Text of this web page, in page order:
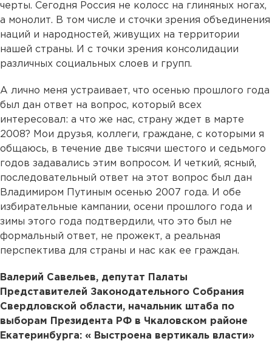
черты. Сегодня Россия не колосс на глиняных ногах,
а монолит. В том числе и сточки зрения объединения
наций и народностей, живущих на территории
нашей страны. И с точки зрения консолидации
различных социальных слоев и групп.
А лично меня устраивает, что осенью прошлого года
был дан ответ на вопрос, который всех
интересовал: а что же нас, страну ждет в марте
2008? Мои друзья, коллеги, граждане, с которыми я
общаюсь, в течение две тысячи шестого и седьмого
годов задавались этим вопросом. И четкий, ясный,
последовательный ответ на этот вопрос был дан
Владимиром Путиным осенью 2007 года. И обе
избирательные кампании, осени прошлого года и
зимы этого года подтвердили, что это был не
формальный ответ, не прожект, а реальная
перспектива для страны и нас как ее граждан.
Валерий Савельев, депутат Палаты
Представителей Законодательного Собрания
Свердловской области, начальник штаба по
выборам Президента РФ в Чкаловском районе
Екатеринбурга: « Выстроена вертикаль власти»